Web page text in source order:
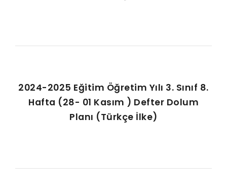
2024-2025 Eğitim Öğretim Yılı 3. Sınıf 8.
Hafta (28- 01 Kasım ) Defter Dolum
Planı (Türkçe İlke)